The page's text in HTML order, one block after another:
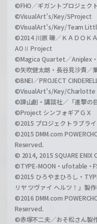
©FHO／ギガントプロジェク
©VisualArt's/Key/SProject
©VisualArt's/Key/Team
©2014 川原 礫／ＫＡＤＯＫ
AOⅡ Project
©Magica Quartet／Aniplex
©矢吹健太朗・長谷見沙貴／
©BNEI／PROJECT
©VisualArt's/Key/Charlotte
©諫山創・講談社／「進撃の
©Project シンフォギアＧＸ
©2015 プロジェクトラブラ
©2015 DMM.com
Reserved.
© 2014, 2015 SQUARE ENIX
©TYPE-MOON・ufotable・
©2015 ひろやまひろし・
リヤ ツヴァイ ヘルツ！」製
©2016 DMM.com
Reserved.
©赤塚不二夫／おそ松さん製